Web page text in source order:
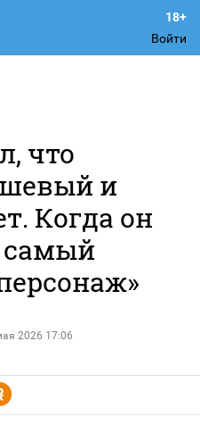
Войти
что
и
Когда он
самый
2026 17:06